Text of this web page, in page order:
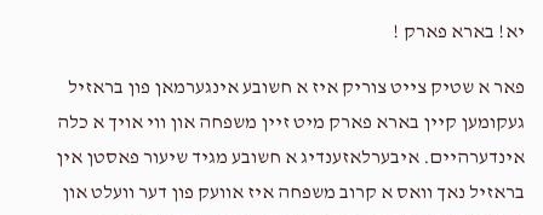
$7,925.00
Anonymous
5 years ago $10.00
יא! בארא פארק !
פאר א שטיק צייט צוריק איז א חשובע אינגערמאן פון בראזיל
געקומען קיין בארא פארק מיט זיין משפחה און ווי אויך א כלה
אינדערהיים. איבערלאזענדיג א חשובע מגיד שיעור פאסטן אין
בראזיל נאך וואס א קרוב משפחה איז אוועק פון דער וועלט און